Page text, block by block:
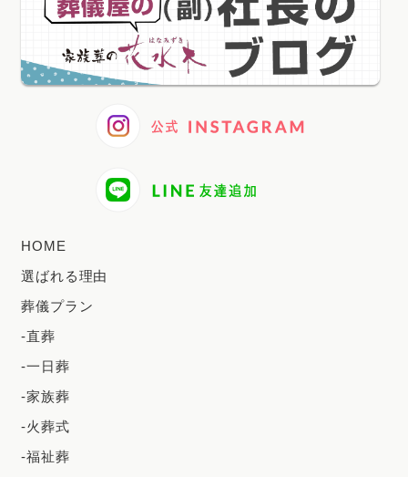
HOME
選ばれる理由
葬儀プラン
-直葬
-一日葬
-家族葬
-火葬式
-福祉葬